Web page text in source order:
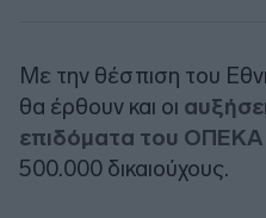
Με την θέσπιση του
θα έρθουν και οι
επιδόματα του ΟΠΕΚΑ
500.000 δικαιούχους.